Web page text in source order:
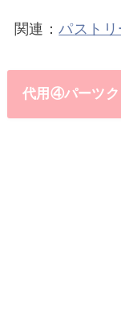
関連：パスト
代用④パーツ